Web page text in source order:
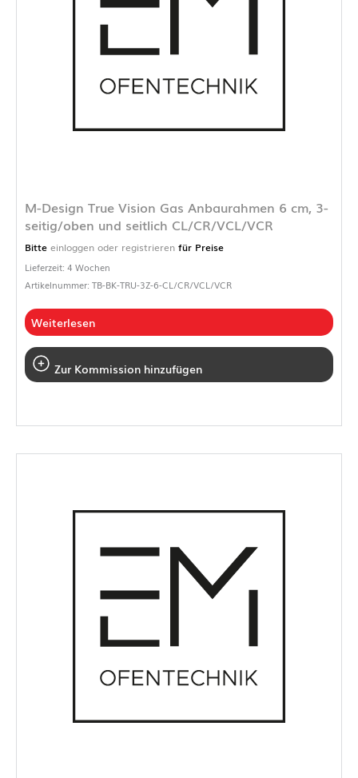
M-Design True Vision Gas Anbaurahmen 6 cm, 3-
seitig/oben und seitlich CL/CR/VCL/VCR
Bitte einloggen oder registrieren für Preise
Lieferzeit: 4 Wochen
Artikelnummer: TB-BK-TRU-3Z-6-CL/CR/VCL/VCR
Weiterlesen
Zur Kommission hinzufügen